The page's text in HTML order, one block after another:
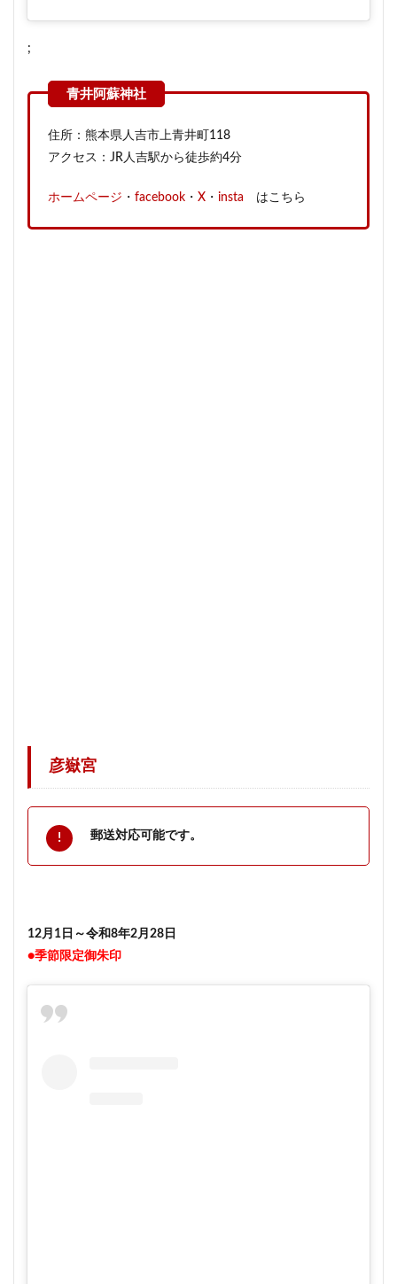
;
住所：熊本県人吉市上青井町118
アクセス：JR人吉駅から徒歩約4分
ホームページ ・ facebook ・ X ・ insta はこちら
彦嶽宮
郵送対応可能です。
12月1日～令和8年2月28日
●季節限定御朱印